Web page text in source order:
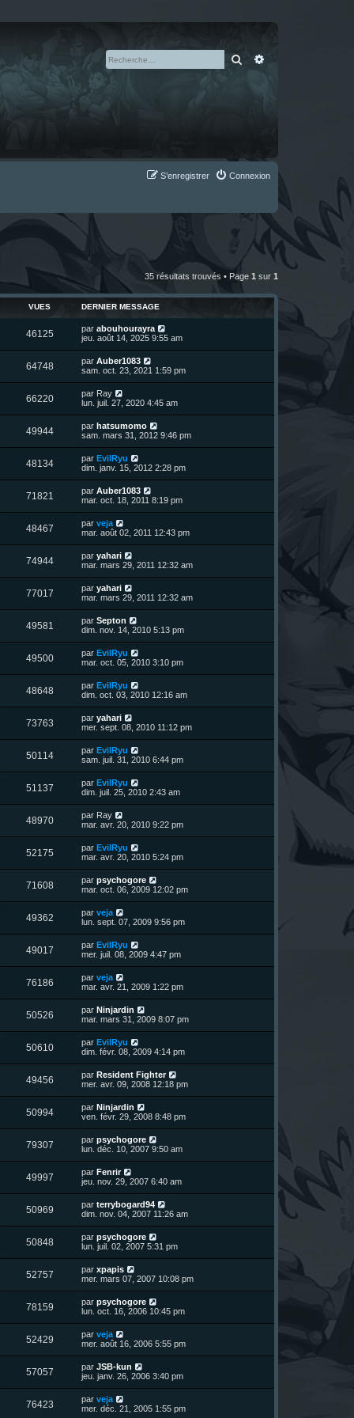
Rechercher
Connexion
S’enregistrer
35 résultats trouvés • Page 1 sur 1
VUES DERNIER MESSAGE
46125V
u
s
D
e
i
e
r
m
e
s
s
a
g
e
par abouhourayra
jeu. août 14, 2025 9:55 am
64748V
u
s
D
e
i
e
r
m
e
s
s
a
g
e
par Auber1083
sam. oct. 23, 2021 1:59 pm
66220V
u
s
D
e
i
e
r
m
e
s
s
a
g
e
par Ray
lun. juil. 27, 2020 4:45 am
49944V
u
D
e
i
e
r
m
e
s
s
a
g
e
par hatsumomo
sam. mars 31, 2012 9:46 pm
48134V
u
s
D
e
i
e
r
m
e
s
s
a
g
e
par EvilRyu
dim. janv. 15, 2012 2:28 pm
71821
u
s
D
e
i
e
r
m
e
s
s
a
g
e
par Auber1083
mar. oct. 18, 2011 8:19 pm
48467V
u
s
D
e
i
e
r
m
e
s
s
a
g
e
par veja
mar. août 02, 2011 12:43 pm
74944V
u
D
e
i
e
r
m
e
s
s
a
g
e
par yahari
mar. mars 29, 2011 12:32 am
77017V
u
s
D
e
i
e
r
m
e
s
s
a
g
e
par yahari
mar. mars 29, 2011 12:32 am
49581
u
s
D
e
i
e
r
m
e
s
s
a
g
e
par Septon
dim. nov. 14, 2010 5:13 pm
49500V
u
s
D
e
i
e
r
m
e
s
s
a
g
e
par EvilRyu
mar. oct. 05, 2010 3:10 pm
48648V
u
s
D
e
i
e
r
m
e
s
s
a
g
e
par EvilRyu
dim. oct. 03, 2010 12:16 am
73763V
u
s
D
e
i
e
r
m
e
s
s
a
g
e
par yahari
mer. sept. 08, 2010 11:12 pm
50114V
u
s
D
e
i
e
r
m
e
s
s
a
g
e
par EvilRyu
sam. juil. 31, 2010 6:44 pm
51137V
u
s
D
e
i
e
r
m
e
s
s
a
g
e
par EvilRyu
dim. juil. 25, 2010 2:43 am
48970V
u
s
D
e
i
e
r
m
e
s
s
a
g
e
par Ray
mar. avr. 20, 2010 9:22 pm
52175V
u
s
D
e
i
e
r
m
e
s
s
a
g
e
par EvilRyu
mar. avr. 20, 2010 5:24 pm
71608V
u
s
D
e
i
e
r
m
e
s
s
a
g
e
par psychogore
mar. oct. 06, 2009 12:02 pm
49362V
u
s
D
e
i
e
r
m
e
s
s
a
g
e
par veja
lun. sept. 07, 2009 9:56 pm
49017V
u
s
D
e
i
e
r
m
e
s
s
a
g
e
par EvilRyu
mer. juil. 08, 2009 4:47 pm
76186V
u
s
D
e
i
e
r
m
e
s
s
a
g
e
par veja
mar. avr. 21, 2009 1:22 pm
50526V
u
s
D
e
i
e
r
m
e
s
s
a
g
e
par Ninjardin
mar. mars 31, 2009 8:07 pm
50610V
u
s
D
e
i
e
r
m
e
s
s
a
g
e
par EvilRyu
dim. févr. 08, 2009 4:14 pm
49456V
u
s
D
e
i
e
r
m
e
s
s
a
g
e
par Resident Fighter
mer. avr. 09, 2008 12:18 pm
50994V
u
s
D
e
i
e
r
m
e
s
s
a
g
e
par Ninjardin
ven. févr. 29, 2008 8:48 pm
79307V
u
s
D
e
i
e
r
m
e
s
s
a
g
e
par psychogore
lun. déc. 10, 2007 9:50 am
49997V
u
s
D
e
i
e
r
m
e
s
s
a
g
e
par Fenrir
jeu. nov. 29, 2007 6:40 am
50969V
u
s
D
e
i
e
r
m
e
s
s
a
g
e
par terrybogard94
dim. nov. 04, 2007 11:26 am
50848V
u
s
D
e
i
e
r
m
e
s
s
a
g
e
par psychogore
lun. juil. 02, 2007 5:31 pm
52757V
u
s
D
e
i
e
r
m
e
s
s
a
g
e
par xpapis
mer. mars 07, 2007 10:08 pm
78159V
u
s
D
e
i
e
r
m
e
s
s
a
g
par psychogore
lun. oct. 16, 2006 10:45 pm
52429V
u
s
D
e
i
e
r
m
e
par veja
mer. août 16, 2006 5:55 pm
57057V
u
D
e
i
e
par JSB-kun
jeu. janv. 26, 2006 3:40 pm
76423V
D
e
par veja
mer. déc. 21, 2005 1:55 pm